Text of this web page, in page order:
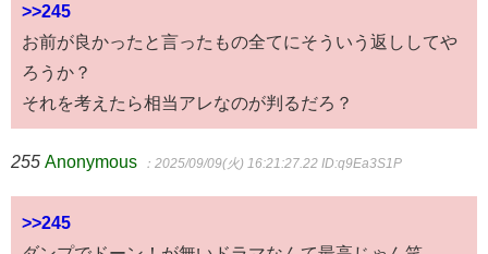
>>245
お前が良かったと言ったもの全てにそういう返ししてや
ろうか？
それを考えたら相当アレなのが判るだろ？
255 Anonymous ：2025/09/09(火) 16:21:27.22 ID:q9Ea3S1P
>>245